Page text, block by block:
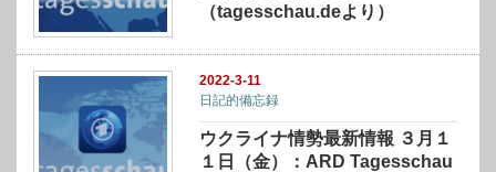
（tagesschau.deより）
2022-3-11
日記的備忘録
ウクライナ情勢最新情報 ３月１
１日（金）：ARD Tagesschau